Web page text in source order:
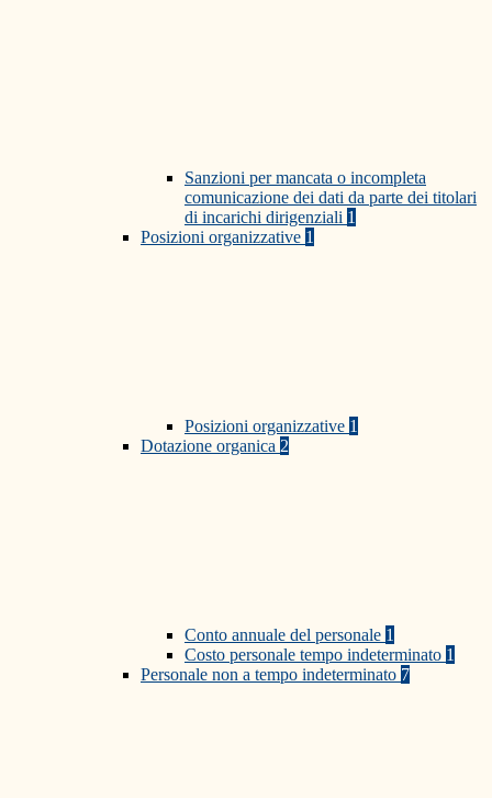
Sanzioni per mancata o incompleta
comunicazione dei dati da parte dei titolari
di incarichi dirigenziali 1
Posizioni organizzative 1
Posizioni organizzative 1
Dotazione organica 2
Conto annuale del personale 1
Costo personale tempo indeterminato 1
Personale non a tempo indeterminato 7